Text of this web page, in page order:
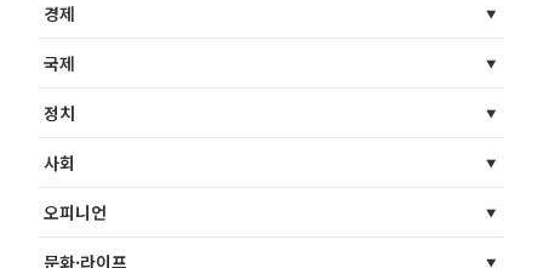
경제
국제
정치
사회
오피니언
문화·라이프